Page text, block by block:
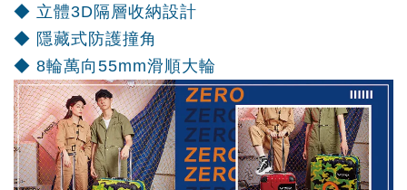
◆ 立體3D隔層收納設計
◆ 隱藏式防護撞角
◆ 8輪萬向55mm滑順大輪